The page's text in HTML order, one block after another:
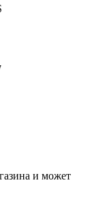
и может